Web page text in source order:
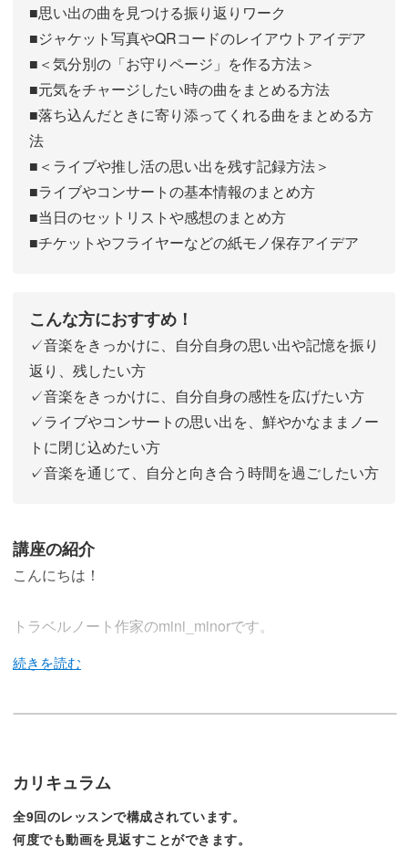
■思い出の曲を見つける振り返りワーク
■ジャケット写真やQRコードのレイアウトアイデア
■＜気分別の「お守りページ」を作る方法＞
■元気をチャージしたい時の曲をまとめる方法
■落ち込んだときに寄り添ってくれる曲をまとめる方
法
■＜ライブや推し活の思い出を残す記録方法＞
■ライブやコンサートの基本情報のまとめ方
■当日のセットリストや感想のまとめ方
■チケットやフライヤーなどの紙モノ保存アイデア
こんな方におすすめ！
✓音楽をきっかけに、自分自身の思い出や記憶を振り
返り、残したい方
✓音楽をきっかけに、自分自身の感性を広げたい方
✓ライブやコンサートの思い出を、鮮やかなままノー
トに閉じ込めたい方
✓音楽を通じて、自分と向き合う時間を過ごしたい方
講座の紹介
こんにちは！
トラベルノート作家のmini_minorです。
カリキュラム
全9回のレッスンで構成されています。
何度でも動画を見返すことができます。